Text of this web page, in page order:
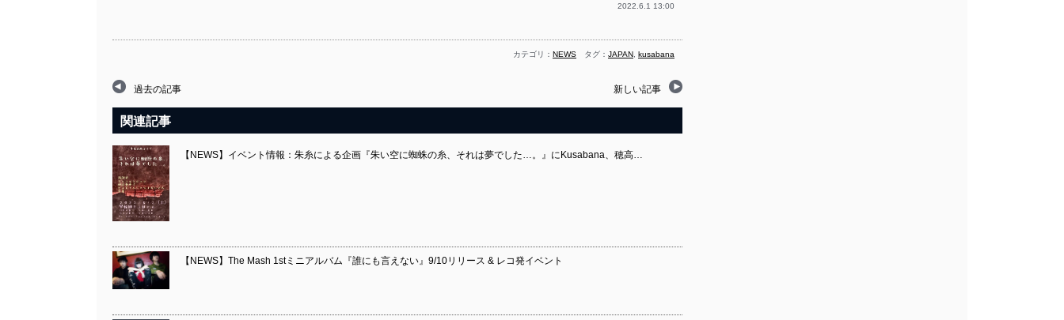
2022.6.1 13:00
カテゴリ： NEWS タグ： JAPAN kusabana
過去の記事 新しい記事
関連記事
【NEWS】イベント情報：朱糸による企画『朱い空に蜘蛛の糸、それは夢でした…。』にKusabana、穂高…
【NEWS】The Mash 1stミニアルバム『誰にも言えない』9/10リリース & レコ発イベント